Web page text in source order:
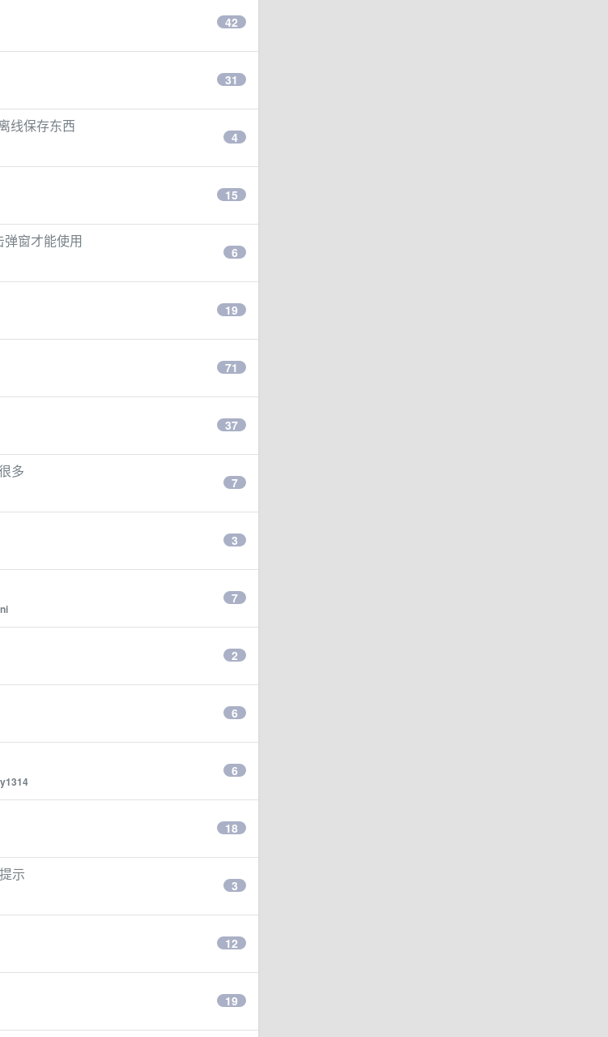
42
31
线保存东西
4
15
窗才能使用
6
19
71
37
多
7
3
7
2
6
6
18
示
3
12
19